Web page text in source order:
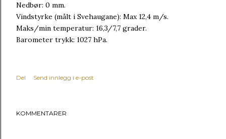
Nedbør: 0 mm.
Vindstyrke (målt i Svehaugane): Max 12,4 m/s.
Maks/min temperatur: 16,3/7,7 grader.
Barometer trykk: 1027 hPa.
Del Send innlegg i e-post
KOMMENTARER